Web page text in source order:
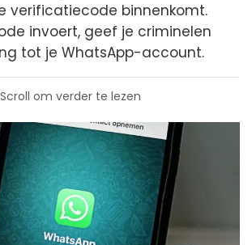
verificatiecode binnenkomt.
invoert, geef je criminelen
tot je WhatsApp-account.
Scroll om verder te lezen